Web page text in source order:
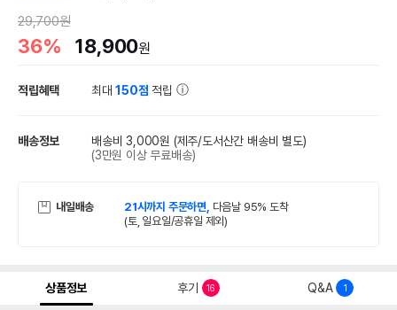
29,700원
36% 18,900원
적립혜택 최대150점 적립
배송정보 배송비 3,000원 (제주/도서산간 배송비 별도)
(3만원 이상 무료배송)
내일배송 21시까지 주문하면, 다음날 95% 도착
(토, 일요일/공휴일 제외)
상품정보 후기 16 Q&A 1